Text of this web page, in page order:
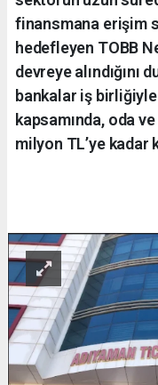
finansmana erişim
hedefleyen TOBB
devreye alındığını
bankalar iş
kapsamında, oda
milyon TL’ye